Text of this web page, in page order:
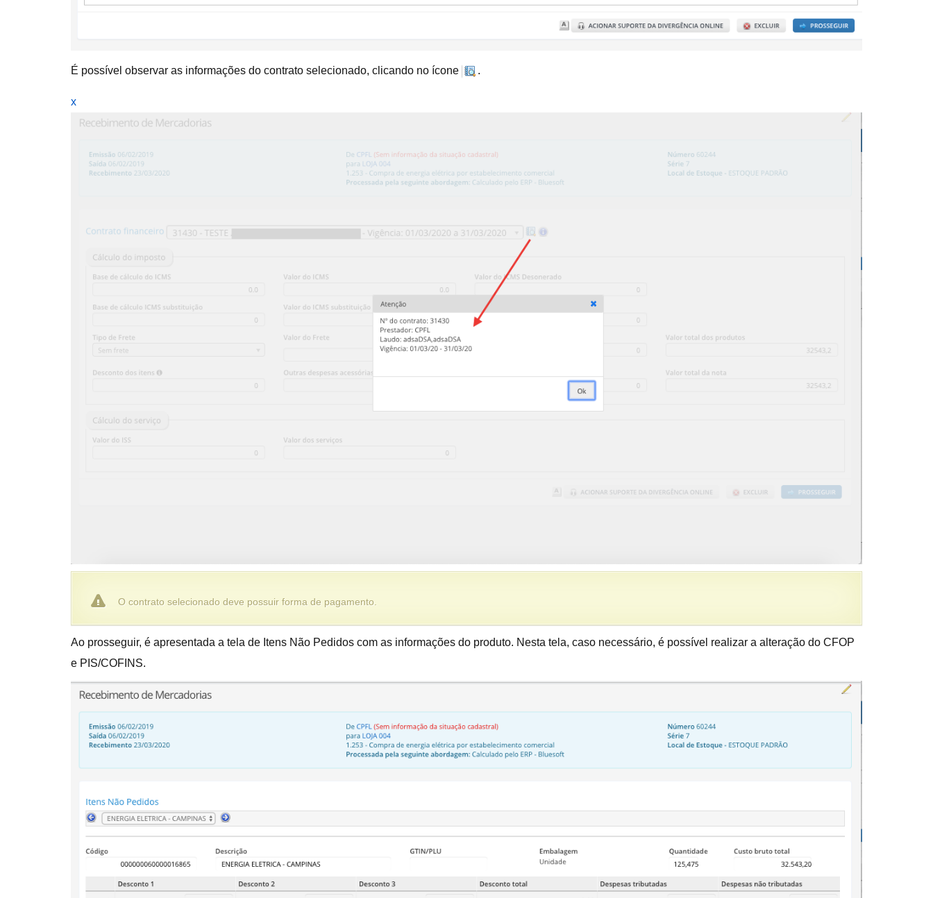
É possível observar as informações do contrato selecionado, clicando no ícone .
x
O contrato selecionado deve possuir forma de pagamento.
Ao prosseguir, é apresentada a tela de Itens Não Pedidos com as informações do produto. Nesta tela, caso necessário, é possível realizar a alteração do CFOP
e PIS/COFINS.